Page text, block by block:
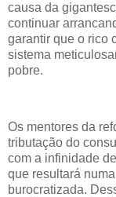
causa da
continuar
garantir que o rico
sistema
pobre.
Os mentores da
tributação do
com a infinidade
que resultará
burocratizada.